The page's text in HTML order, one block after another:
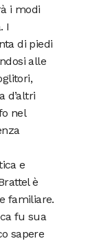
i modi
I
di piedi
alle
d’altri
nel
e
è
familiare.
fu sua
sapere